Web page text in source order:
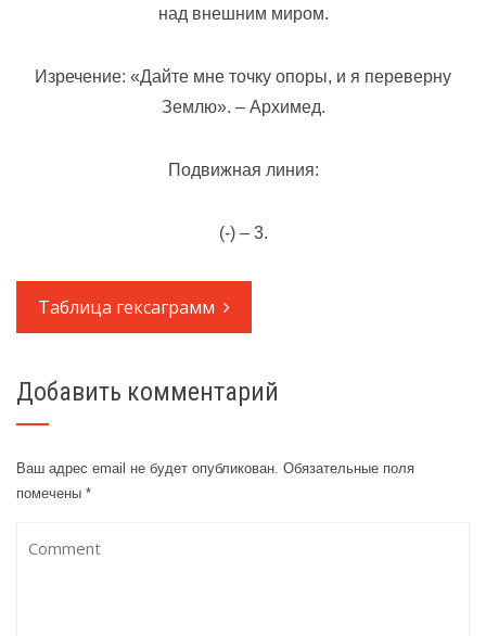
над внешним миром.
Изречение: «Дайте мне точку опоры, и я переверну
Землю». – Архимед.
Подвижная линия:
(-) – 3.
Таблица гексаграмм
Добавить комментарий
Ваш адрес email не будет опубликован. Обязательные поля
помечены *